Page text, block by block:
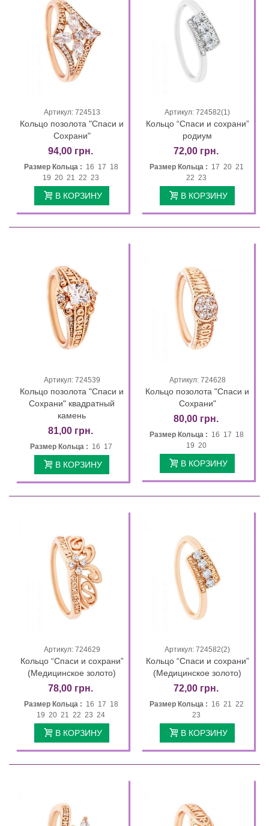
Артикул: 724513
Кольцо позолота "Спаси и
Сохрани"
94,00 грн.
Размер Кольца : 16 17 18
19 20 21 22 23
В КОРЗИНУ
Артикул: 724582(1)
Кольцо “Спаси и сохрани”
родиум
72,00 грн.
Размер Кольца : 17 20 21
22 23
В КОРЗИНУ
Артикул: 724539
Кольцо позолота "Спаси и
Сохрани" квадратный
камень
81,00 грн.
Размер Кольца : 16 17
В КОРЗИНУ
Артикул: 724628
Кольцо позолота "Спаси и
Сохрани"
80,00 грн.
Размер Кольца : 16 17 18
19 20
В КОРЗИНУ
Артикул: 724629
Кольцо “Спаси и сохрани”
(Медицинское золото)
78,00 грн.
Размер Кольца : 16 17 18
19 20 21 22 23 24
В КОРЗИНУ
Артикул: 724582(2)
Кольцо “Спаси и сохрани”
(Медицинское золото)
72,00 грн.
Размер Кольца : 16 21 22
23
В КОРЗИНУ